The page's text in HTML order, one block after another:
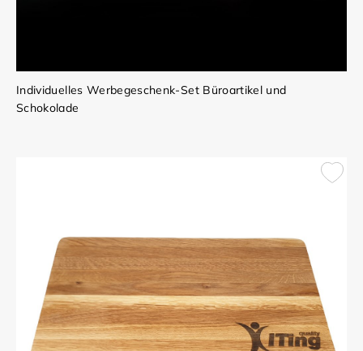
Individuelles Werbegeschenk-Set Büroartikel und
Schokolade